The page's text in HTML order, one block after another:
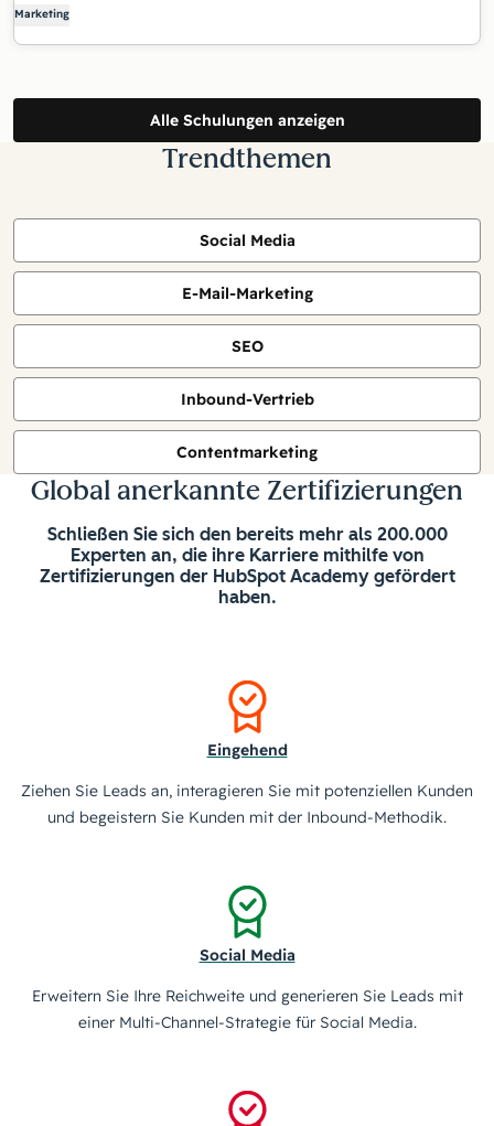
Marketing
Alle Schulungen anzeigen
Trendthemen
Social Media
E-Mail-Marketing
SEO
Inbound-Vertrieb
Contentmarketing
Global anerkannte Zertifizierungen
Schließen Sie sich den bereits mehr als 200.000
Experten an, die ihre Karriere mithilfe von
Zertifizierungen der HubSpot Academy gefördert
haben.
Eingehend
Ziehen Sie Leads an, interagieren Sie mit potenziellen Kunden
und begeistern Sie Kunden mit der Inbound-Methodik.
Social Media
Erweitern Sie Ihre Reichweite und generieren Sie Leads mit
einer Multi-Channel-Strategie für Social Media.